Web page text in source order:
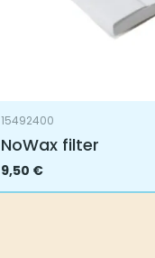
15492400
NoWax filter
9,50 €